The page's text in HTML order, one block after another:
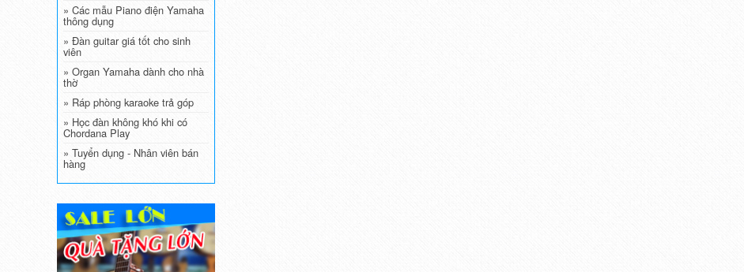
» Các mẫu Piano điện Yamaha
thông dụng
» Đàn guitar giá tốt cho sinh
viên
» Organ Yamaha dành cho nhà
thờ
» Ráp phòng karaoke trả góp
» Học đàn không khó khi có
Chordana Play
» Tuyển dụng - Nhân viên bán
hàng